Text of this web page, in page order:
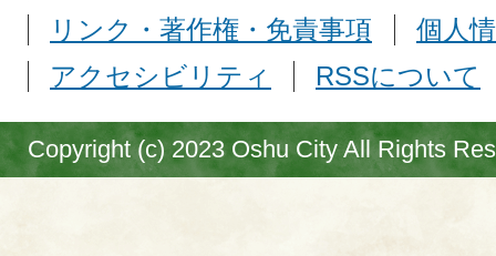
リンク・著作権・免責事項
個人
アクセシビリティ
RSSについて
Copyright (c) 2023 Oshu City All Rights